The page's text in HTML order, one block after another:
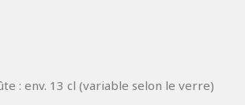
: env. 13 cl (variable selon le verre)